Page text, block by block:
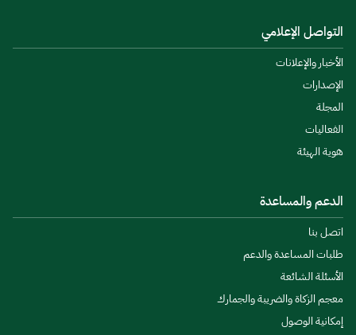
التواصل الإعلامي
الأخبار والإعلانات
الإصدارات
المجلة
الفعاليات
هوية الهيئة
الدعم والمساعدة
اتصل بنا
طلبات المساعدة والدعم
الأسئلة الشائعة
معجم الزكاة والضريبة والجمارك
إمكانية الوصول